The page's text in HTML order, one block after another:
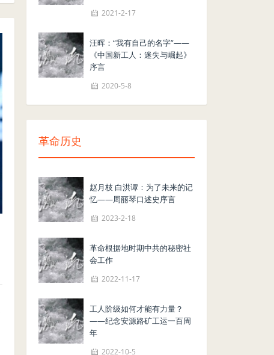
2021-2-17
汪晖：“我有自己的名字”——
《中国新工人：迷失与崛起》
序言
2020-5-8
革命历史
赵月枝 白洪谭：为了未来的记
忆——周丽琴口述史序言
2023-2-18
革命根据地时期中共的秘密社
会工作
2022-11-17
工人阶级如何才能有力量？
——纪念安源路矿工运一百周
年
2022-10-5